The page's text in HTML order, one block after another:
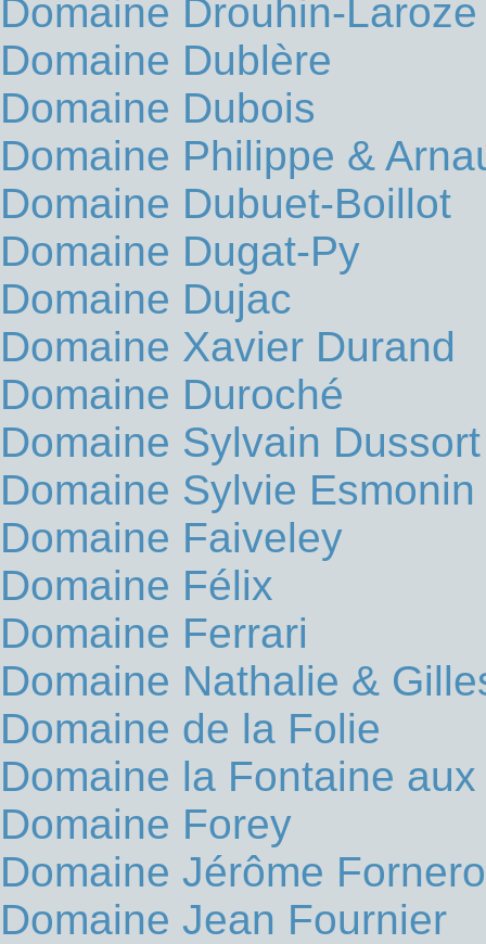
Domaine Drouhin-Laroze
Domaine Dublère
Domaine Dubois
Domaine Philippe &
Domaine Dubuet-Boillot
Domaine Dugat-Py
Domaine Dujac
Domaine Xavier Durand
Domaine Duroché
Domaine Sylvain Dussort
Domaine Sylvie Esmonin
Domaine Faiveley
Domaine Félix
Domaine Ferrari
Domaine Nathalie &
Domaine de la Folie
Domaine la Fontaine
Domaine Forey
Domaine Jérôme
Domaine Jean Fournier